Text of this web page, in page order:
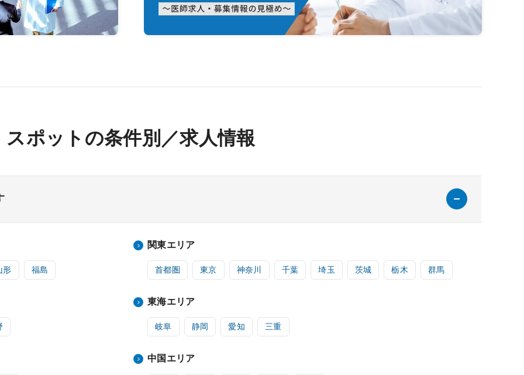
スポットの条件別／求人情報
形 福島
関東エリア
首都圏 東京 神奈川 千葉 埼玉 茨城 栃木 群馬
東海エリア
岐阜 静岡 愛知 三重
中国エリア